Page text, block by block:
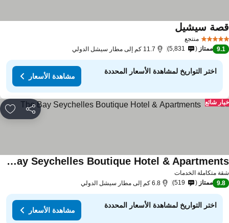
منتجع
سيشيل
9.1 ممتاز 5,831 11.7 كم إلى مطار سيشل الدولي
اختر التواريخ لمشاهدة الأسعار المحددة
مشاهدة الأسعار
مشاركة
شائع
متكاملة الخدمات
The Bay Seychelles Boutique Hotel & Apartments
9.8 ممتاز 519 6.8 كم إلى مطار سيشل الدولي
اختر التواريخ لمشاهدة الأسعار المحددة
مشاهدة الأسعار